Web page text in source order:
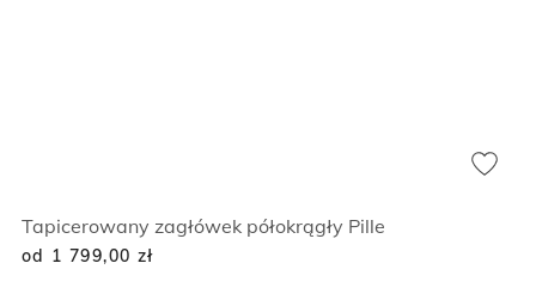
Tapicerowany zagłówek półokrągły Pille
od 1 799,00 zł